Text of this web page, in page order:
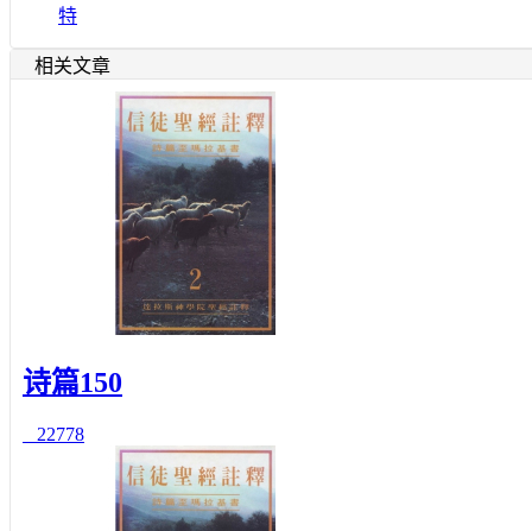
特
相关文章
诗篇150
22778